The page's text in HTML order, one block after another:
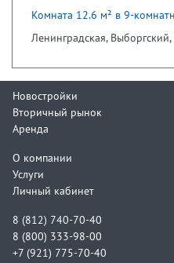
Комната 12.6 м² в 9-
Ленинградская,
Новостройки
Вторичный рынок
Аренда
О компании
Услуги
Личный кабинет
8 (812) 740-70-40
8 (800) 333-98-00
+7 (921) 775-70-40